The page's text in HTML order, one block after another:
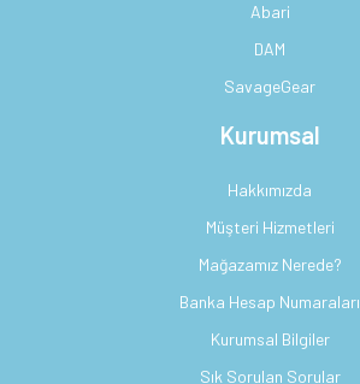
Abari
DAM
SavageGear
Kurumsal
Hakkımızda
Müşteri Hizmetleri
Mağazamız Nerede?
Banka Hesap Numaraları
Kurumsal Bilgiler
Sık Sorulan Sorular